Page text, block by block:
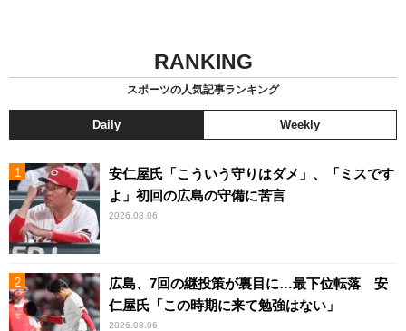
RANKING
スポーツの人気記事ランキング
Daily Weekly
安仁屋氏「こういう守りはダメ」、「ミスです
よ」初回の広島の守備に苦言
2026.08.06
広島、7回の継投策が裏目に…最下位転落 安
仁屋氏「この時期に来て勉強はない」
2026.08.06